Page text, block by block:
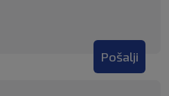
Pošalji